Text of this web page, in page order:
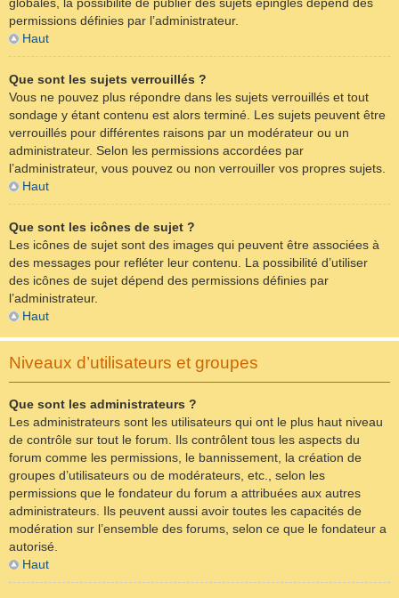
permissions définies par l’administrateur.
Haut
Que sont les sujets verrouillés ?
Vous ne pouvez plus répondre dans les sujets verrouillés et tout
sondage y étant contenu est alors terminé. Les sujets peuvent être
verrouillés pour différentes raisons par un modérateur ou un
administrateur. Selon les permissions accordées par
l’administrateur, vous pouvez ou non verrouiller vos propres sujets.
Haut
Que sont les icônes de sujet ?
Les icônes de sujet sont des images qui peuvent être associées à
des messages pour refléter leur contenu. La possibilité d’utiliser
des icônes de sujet dépend des permissions définies par
l’administrateur.
Haut
Niveaux d’utilisateurs et groupes
Que sont les administrateurs ?
Les administrateurs sont les utilisateurs qui ont le plus haut niveau
de contrôle sur tout le forum. Ils contrôlent tous les aspects du
forum comme les permissions, le bannissement, la création de
groupes d’utilisateurs ou de modérateurs, etc., selon les
permissions que le fondateur du forum a attribuées aux autres
administrateurs. Ils peuvent aussi avoir toutes les capacités de
modération sur l’ensemble des forums, selon ce que le fondateur a
autorisé.
Haut